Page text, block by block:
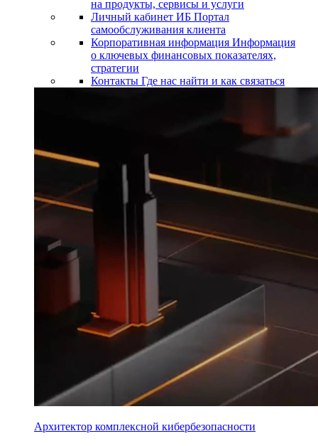
на продукты, сервисы и услуги
Личный кабинет ИБ Портал
самообслуживания клиента
Корпоративная информация Информация
о ключевых финансовых показателях,
стратегии
Контакты Где нас найти и как связаться
Архитектор комплексной кибербезопасности